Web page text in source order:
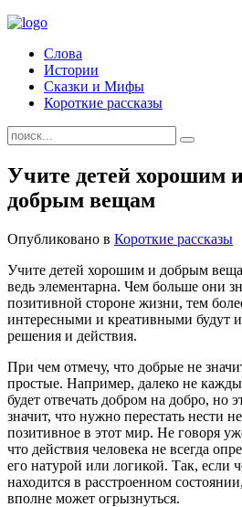
Слова
Истории
Сказки и Мифы
Короткие рассказы
Учите детей хорошим
добрым вещам
Опубликовано в Короткие рассказы
Учите детей хорошим и добрым
ведь элементарна. Чем больше они
позитивной стороне жизни, тем
интересными и креативными будут
решения и действия.
При чем отмечу, что добрые не
простые. Например, далеко не
будет отвечать добром на добро, но
значит, что нужно перестать нести
позитивное в этот мир. Не говоря
что действия человека не всегда
его натурой или логикой. Так, если
находится в расстроенном
вполне может огрызнуться.